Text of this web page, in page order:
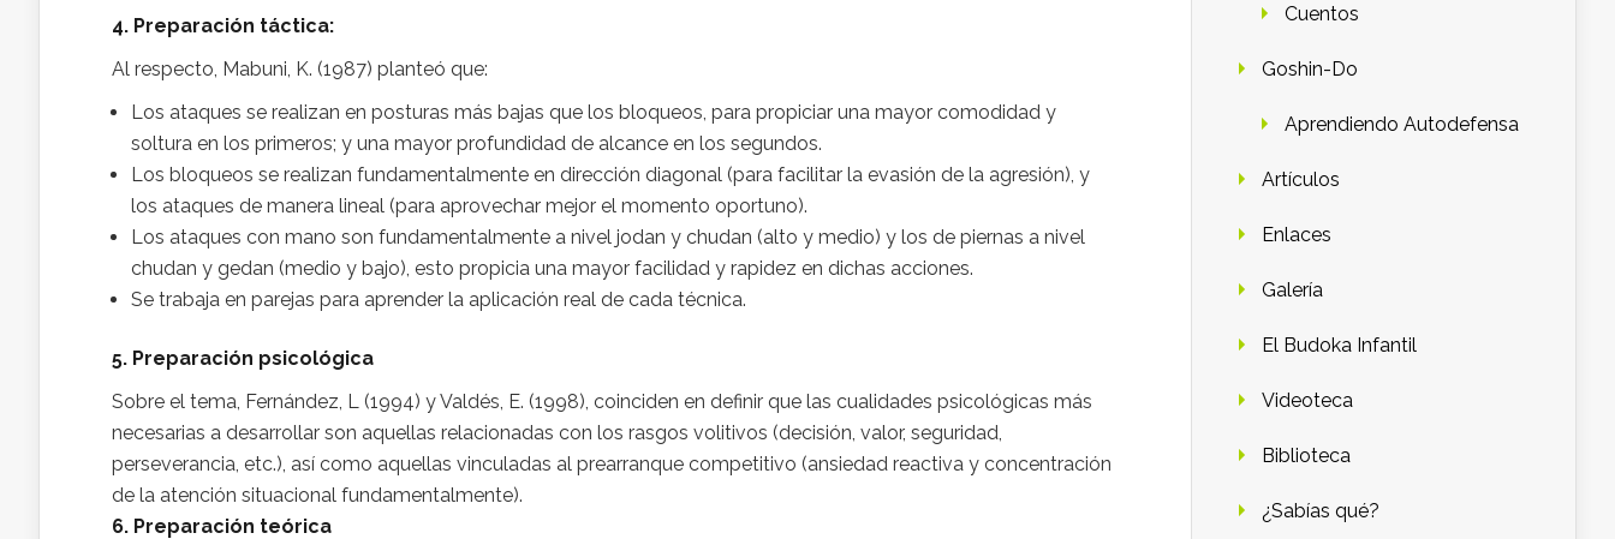
4. Preparación táctica:
Al respecto, Mabuni, K. (1987) planteó que:
Los ataques se realizan en posturas más bajas que los bloqueos, para propiciar una mayor comodidad y
soltura en los primeros; y una mayor profundidad de alcance en los segundos.
Los bloqueos se realizan fundamentalmente en dirección diagonal (para facilitar la evasión de la agresión), y
los ataques de manera lineal (para aprovechar mejor el momento oportuno).
Los ataques con mano son fundamentalmente a nivel jodan y chudan (alto y medio) y los de piernas a nivel
chudan y gedan (medio y bajo), esto propicia una mayor facilidad y rapidez en dichas acciones.
Se trabaja en parejas para aprender la aplicación real de cada técnica.
5. Preparación psicológica
Sobre el tema, Fernández, L (1994) y Valdés, E. (1998), coinciden en definir que las cualidades psicológicas más
necesarias a desarrollar son aquellas relacionadas con los rasgos volitivos (decisión, valor, seguridad,
perseverancia, etc.), así como aquellas vinculadas al prearranque competitivo (ansiedad reactiva y concentración
de la atención situacional fundamentalmente).
6. Preparación teórica
Cuentos
Goshin-Do
Aprendiendo Autodefensa
Artículos
Enlaces
Galería
El Budoka Infantil
Videoteca
Biblioteca
¿Sabías qué?